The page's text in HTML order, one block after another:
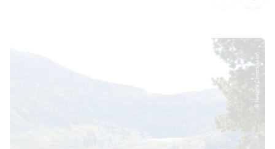
© Nevada Commission ...